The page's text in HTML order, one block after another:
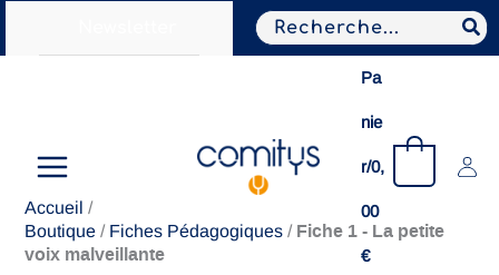
contenu
Search
for:
Pa
nie
r/0,
00
€
Accueil /
Boutique / Fiches Pédagogiques / Fiche 1 - La petite
voix malveillante